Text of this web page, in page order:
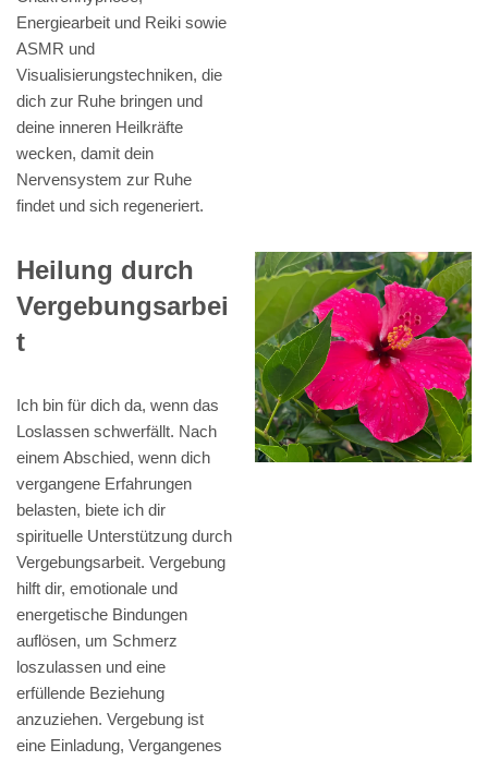
Energiearbeit und Reiki sowie
ASMR und
Visualisierungstechniken, die
dich zur Ruhe bringen und
deine inneren Heilkräfte
wecken, damit dein
Nervensystem zur Ruhe
findet und sich regeneriert.
Heilung durch
Vergebungsarbei
t
Ich bin für dich da, wenn das
Loslassen schwerfällt. Nach
einem Abschied, wenn dich
vergangene Erfahrungen
belasten, biete ich dir
spirituelle Unterstützung durch
Vergebungsarbeit. Vergebung
hilft dir, emotionale und
energetische Bindungen
auflösen, um Schmerz
loszulassen und eine
erfüllende Beziehung
anzuziehen. Vergebung ist
eine Einladung, Vergangenes